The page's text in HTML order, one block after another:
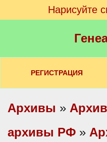
Нарисуйте
РЕГИСТРАЦИЯ
Архивы »
архивы РФ »